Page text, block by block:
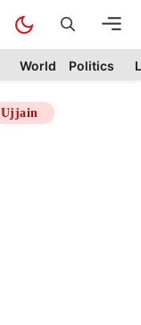
World Politics
Ujjain